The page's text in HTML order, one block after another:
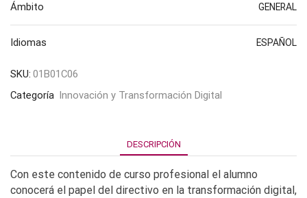
Ámbito GENERAL
Idiomas ESPAÑOL
SKU: 01B01C06
Categoría
Innovación y Transformación Digital
DESCRIPCIÓN
Con este contenido de curso profesional el alumno
conocerá el papel del directivo en la transformación digital,